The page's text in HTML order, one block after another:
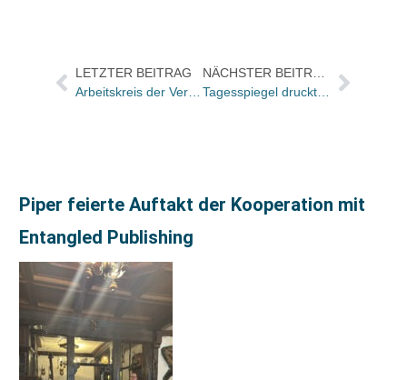
LETZTER BEITRAG
Arbeitskreis der Verlagspressesprecher/innen mit bundesweiter Umfrage
Piper feierte Auftakt der Kooperation mit
Entangled Publishing